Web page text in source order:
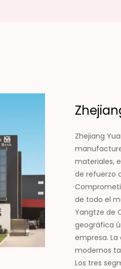
Zhejiang
materiales,
de refuerzo
de todo el
Yangtze de
geográfica
empresa.
modernos
Los tres